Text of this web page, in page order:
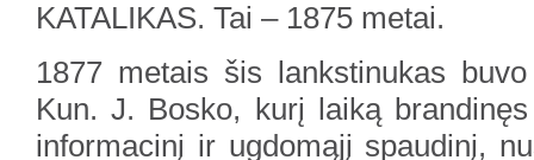
KATALIKAS. Tai – 1875 metai.
1877 metais šis lankstinukas
Kun. J. Bosko, kurį laiką
informacinį ir ugdomąjį spaudinį,